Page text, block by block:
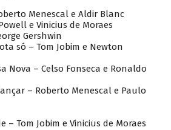
Menescal e Aldir Blanc
e Vinicius de Moraes
Gershwin
só – Tom Jobim e Newton
Nova – Celso Fonseca e Ronaldo
– Roberto Menescal e Paulo
– Tom Jobim e Vinicius de Moraes